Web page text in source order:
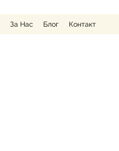
За Нас Блог Контакт